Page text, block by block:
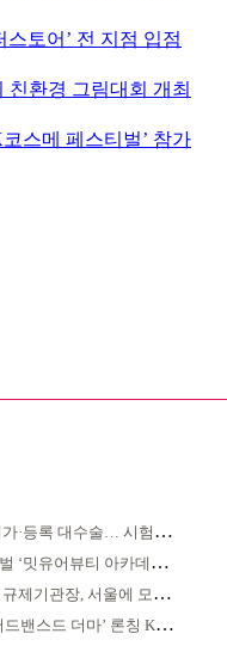
토어’ 전 지점 입점
친환경 그림대회 개최
스메 페스티벌’ 참가
대수술… 시험자료 공용 허용
유어뷰티 아카데미’ 출범
제기관장, 서울에 모인다
드 더마’ 론칭 K더마 육성 박차